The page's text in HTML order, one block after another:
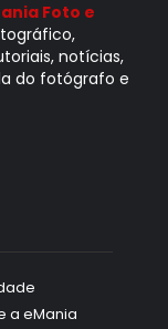
Foto e
notícias,
do fotógrafo e
a eMania